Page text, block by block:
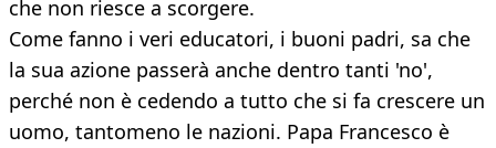
che non riesce a scorgere.
Come fanno i veri educatori, i buoni padri, sa che
la sua azione passerà anche dentro tanti 'no',
perché non è cedendo a tutto che si fa crescere un
uomo, tantomeno le nazioni. Papa Francesco è